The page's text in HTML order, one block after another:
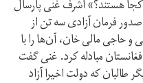
هستند؟» اشرف غنی پارسال
فرمان آزادی سه تن از
و حاجی مالی خان، آن‌ها را با
مبادله کرد. غنی گفت
و ۵۰۰۰ زندانی دیگر طالبان که دولت اخیرا آزاد